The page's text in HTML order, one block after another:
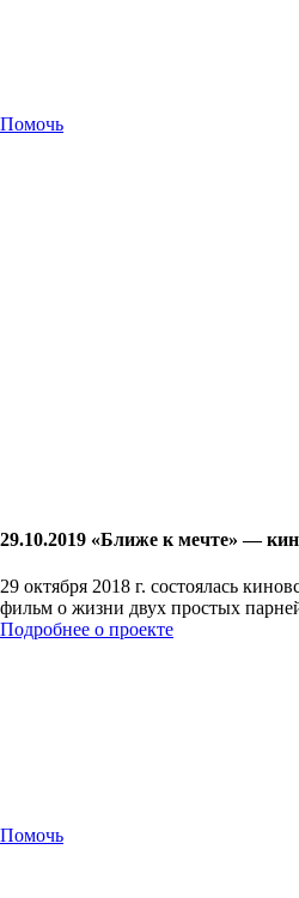
Помочь
29.10.2019 «Ближе к мечте» —
29 октября 2018 г. состоялась
фильм о жизни двух простых
Подробнее о проекте
Помочь